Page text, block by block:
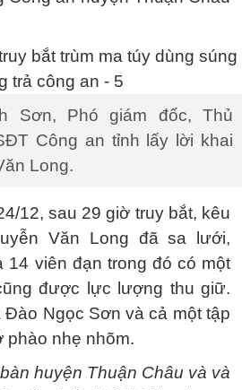
Sơn, Phó giám đốc, Thủ
Công an tỉnh lấy lời khai
Long.
12, sau 29 giờ truy bắt, kêu
Văn Long đã sa lưới,
14 viên đạn trong đó có một
được lực lượng thu giữ.
Ngọc Sơn và cả một tập
phào nhẹ nhõm.
huyện Thuận Châu và và